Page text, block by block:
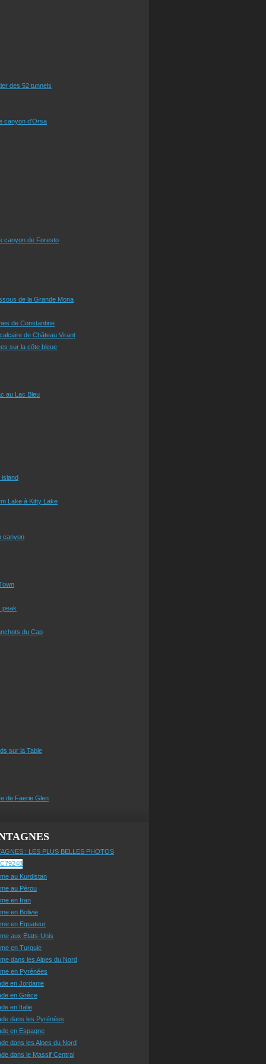
des 52 tunnels
canyon d'Orsa
canyon de Foresto
de la Grande Mona
de Constantine
de Château Virant
sur la côte bleue
au Lac Bleu
island
Lake à Kitty Lake
canyon
peak
du Cap
sur la Table
de Faerie Glen
: LES PLUS BELLES PHOTOS
au Kurdistan
au Pérou
en Iran
en Bolivie
en Equateur
aux Etats-Unis
en Turquie
dans les Alpes du Nord
en Pyrénées
en Jordanie
en Grèce
en Italie
dans les Pyrénées
en Espagne
dans les Alpes du Nord
dans le Massif Central